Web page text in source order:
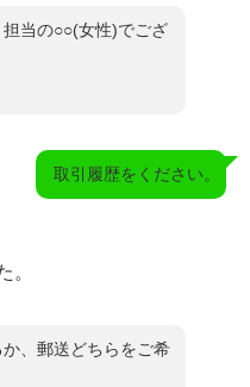
当の○○(女性)でござ
取引履歴をください。
。
、郵送どちらをご希